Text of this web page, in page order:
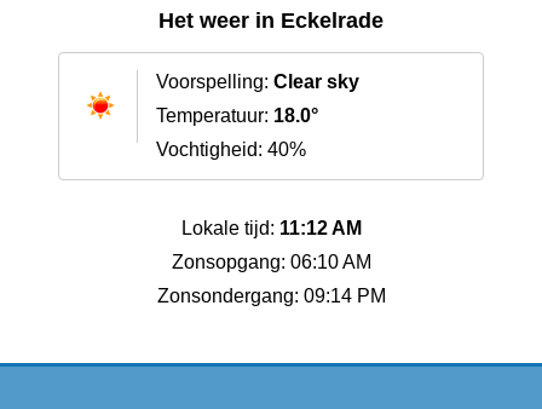
Het weer in Eckelrade
Voorspelling: Clear sky
Temperatuur: 18.0°
Vochtigheid: 40%
Lokale tijd: 11:12 AM
Zonsopgang: 06:10 AM
Zonsondergang: 09:14 PM